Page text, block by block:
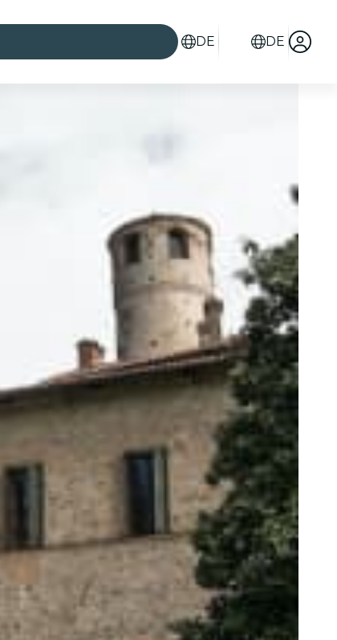
DE DE